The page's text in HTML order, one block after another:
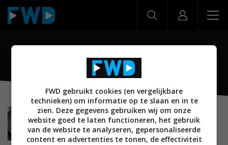
Omni 50 Plus
BEELD 20 MEI 2018
Review: Harman Kardon Omni 50 Plus – beste
model in de serie
FWD gebruikt cookies (en vergelijkbare
technieken) om informatie op te slaan en in te
zien. Deze gegevens gebruiken wij om onze
website goed te laten functioneren, het gebruik
van de website te analyseren, gepersonaliseerde
content en advertenties te tonen, de effectiviteit